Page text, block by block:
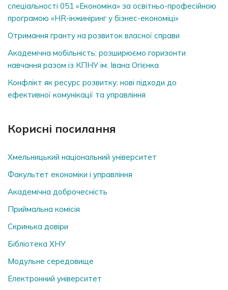
спеціальності 051 «Економіка» за освітньо-професійною
програмою «HR-інжиніринг у бізнес-економіці»
Отримання гранту на розвиток власної справи
Академічна мобільність: розширюємо горизонти
навчання разом із КПНУ ім. Івана Огієнка
Конфлікт як ресурс розвитку: нові підходи до
ефективної комунікації та управління
Корисні посилання
Хмельницький національний університет
Факультет економіки і управління
Академічна доброчесність
Приймальна комісія
Скринька довiри
Бібліотека ХНУ
Модульне середовище
Електронний університет